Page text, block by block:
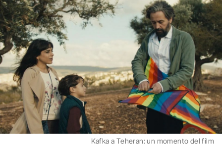
Kafka a Teheran: un momento del film